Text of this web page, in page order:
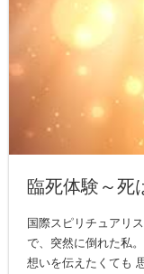
臨死体験～死
国際スピリチュアリ
で、突然に倒れた私
想いを伝えたくても